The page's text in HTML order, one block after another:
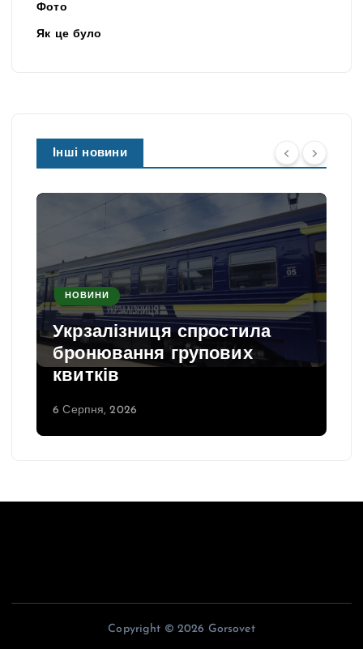
Фото
Як це було
Інші новини
НОВИНИ
Укрзалізниця спростила
бронювання групових
квитків
6 Серпня, 2026
Copyright © 2026 Gorsovet